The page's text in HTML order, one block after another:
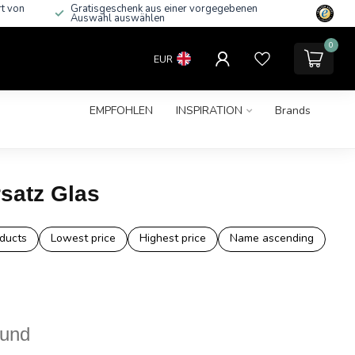
von Gratisgeschenk aus einer vorgegebenen
Auswahl auswählen
EUR
0
EMPFOHLEN INSPIRATION
Brands
Glas
Lowest price Highest price
Name ascending